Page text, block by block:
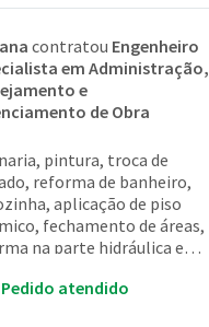
contratou Engenheiro
em Administração,
e
de Obra
pintura, troca de
reforma de banheiro,
aplicação de piso
fechamento de áreas,
na parte hidráulica e
e e...
Pedido atendido